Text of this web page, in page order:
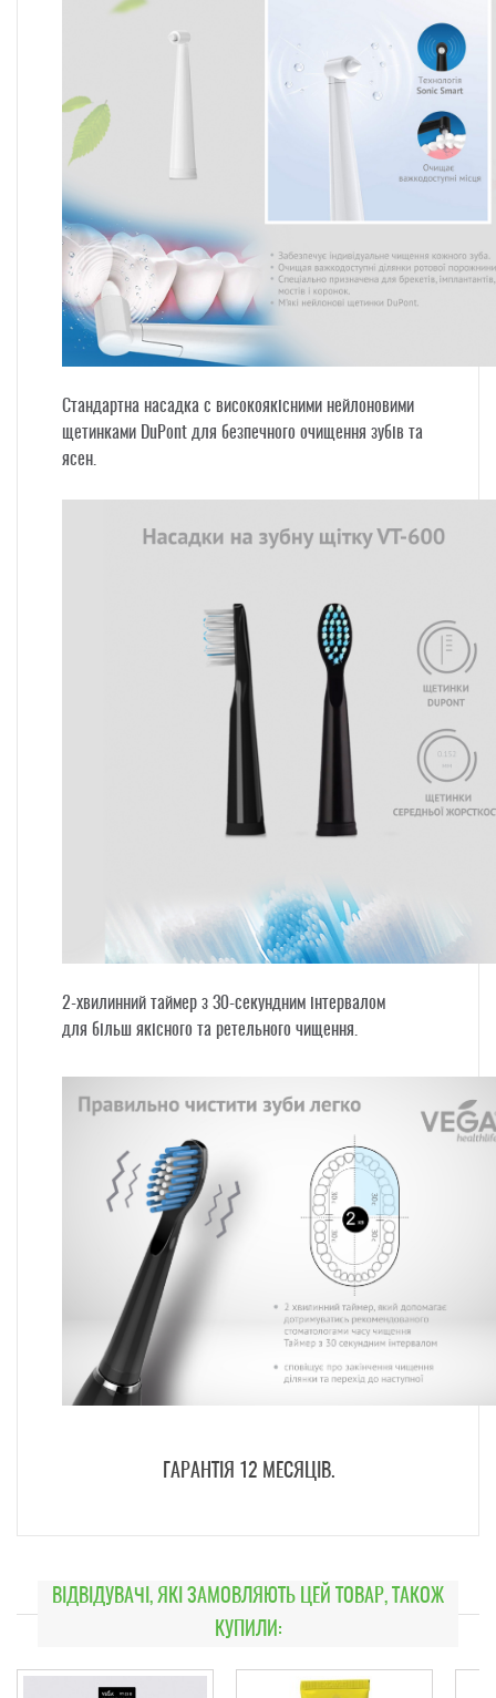
Стандартна насадка с високоякісними нейлоновими
щетинками DuPont для безпечного очищення зубів та
ясен.
2-хвилинний таймер з 30-секундним інтервалом
для більш якісного та ретельного чищення.
ГАРАНТІЯ 12 МЕСЯЦІВ.
ВІДВІДУВАЧІ, ЯКІ ЗАМОВЛЯЮТЬ ЦЕЙ ТОВАР, ТАКОЖ
КУПИЛИ: